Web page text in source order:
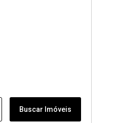
Buscar Imóveis